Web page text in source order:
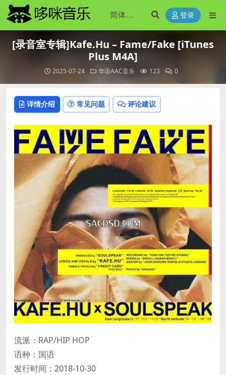
登录
[录音室专辑]Kafe.Hu – Fame/Fake [iTunes
Plus M4A]
2025-07-24 华语AAC音乐 123 0
详情介绍 常见问题 评论建议
流派：RAP/HIP HOP
语种：国语
发行时间：2018-10-30